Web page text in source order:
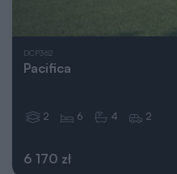
DCP362
Pacifica
6 170 zł
2 6 4 2